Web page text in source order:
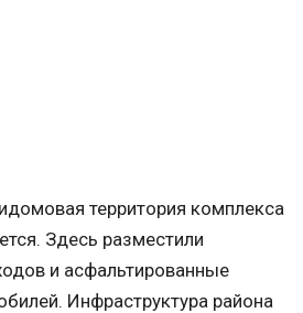
территория комплекса
Здесь разместили
и асфальтированные
Инфраструктура района